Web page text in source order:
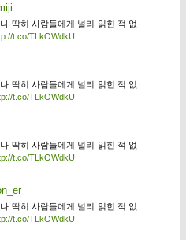
딱히 사람들에게 널리 읽힌 적 없
t.co/TLkOWdkU
딱히 사람들에게 널리 읽힌 적 없
t.co/TLkOWdkU
딱히 사람들에게 널리 읽힌 적 없
t.co/TLkOWdkU
딱히 사람들에게 널리 읽힌 적 없
t.co/TLkOWdkU